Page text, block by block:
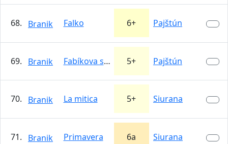
68. Branik Falko 6+ Pajštún
69. Branik Fabíkova stienka 5+ Pajštún
70. Branik La mitica 5+ Siurana
71. Branik Primavera 6a Siurana